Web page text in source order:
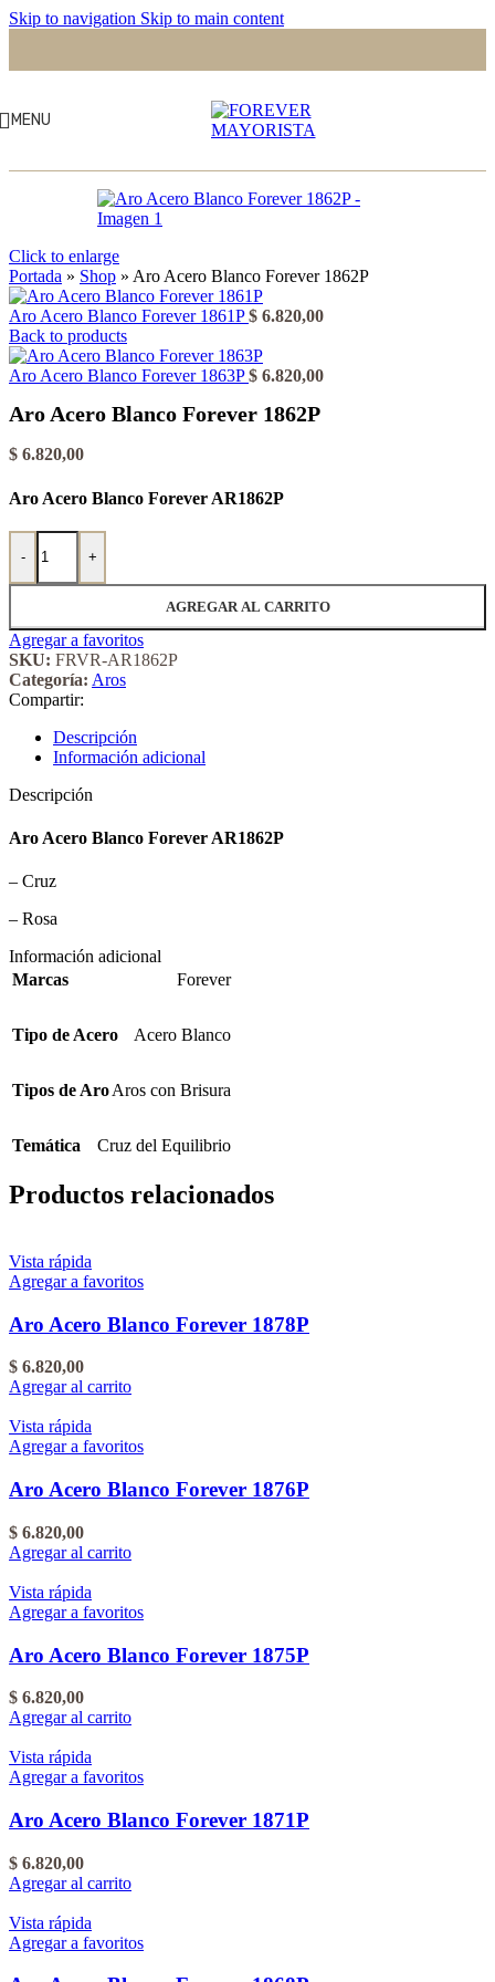
Skip to navigation Skip to main content
MENU
Click to enlarge
Portada » Shop » Aro Acero Blanco Forever 1862P
Aro Acero Blanco Forever 1861P$ 6.820,00
Back to products
Aro Acero Blanco Forever 1863P$ 6.820,00
Aro Acero Blanco Forever 1862P
$ 6.820,00
Aro Acero Blanco Forever AR1862P
-
Aro Acero Blanco Forever 1862P cantidad
+
AGREGAR AL CARRITO
Agregar a favoritos
SKU: FRVR-AR1862P
Categoría: Aros
Compartir:
Descripción
Información adicional
Descripción
Aro Acero Blanco Forever AR1862P
– Cruz
– Rosa
Información adicional
Marcas
Forever
Tipo de Acero Acero Blanco
Tipos de AroAros con Brisura
Temática Cruz del Equilibrio
Productos relacionados
Vista rápida
Agregar a favoritos
Aro Acero Blanco Forever 1878P
$ 6.820,00
Agregar al carrito
Vista rápida
Agregar a favoritos
Aro Acero Blanco Forever 1876P
$ 6.820,00
Agregar al carrito
Vista rápida
Agregar a favoritos
Aro Acero Blanco Forever 1875P
$ 6.820,00
Agregar al carrito
Vista rápida
Agregar a favoritos
Aro Acero Blanco Forever 1871P
$ 6.820,00
Agregar al carrito
Vista rápida
Agregar a favoritos